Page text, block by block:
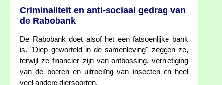
Criminaliteit en anti-sociaal gedrag van
de Rabobank
De Rabobank doet alsof het een fatsoenlijke bank
is. "Diep geworteld in de samenleving" zeggen ze,
terwijl ze financier zijn van ontbossing, vernietiging
van de boeren en uitroeiïng van insecten en heel
veel andere diersoorten.